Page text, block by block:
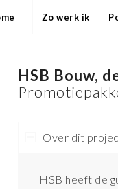
Zo werk ik
HSB Bouw,
Over dit
HSB heeft de